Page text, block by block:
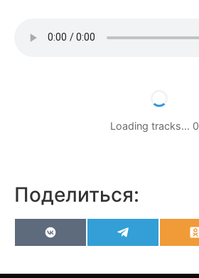
Loading tracks… 0
Поделиться:
VK